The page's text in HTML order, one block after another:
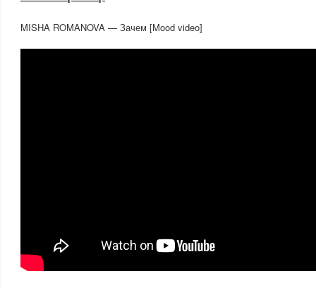
MISHA ROMANOVA — Зачем [Mood video]